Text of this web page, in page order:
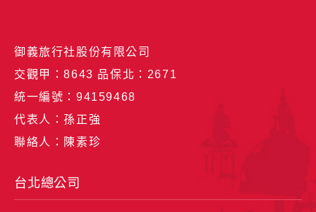
御義旅行社股份有限公司
交觀甲：8643 品保北：2671
統一編號：94159468
代表人：孫正強
聯絡人：陳素珍
台北總公司